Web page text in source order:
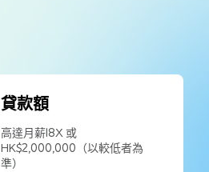
貸款額
高達月薪18X 或
HK$2,000,000（以較低者為
準）